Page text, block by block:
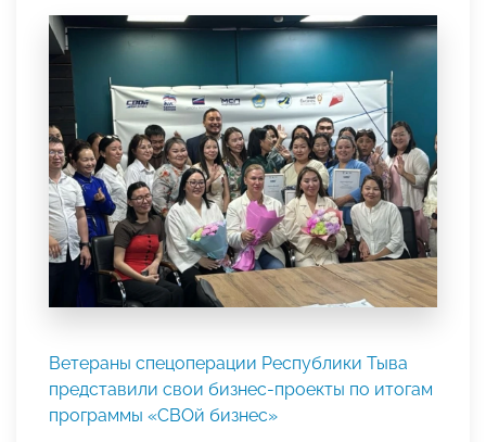
Ветераны спецоперации Республики Тыва
представили свои бизнес-проекты по итогам
программы «СВОй бизнес»